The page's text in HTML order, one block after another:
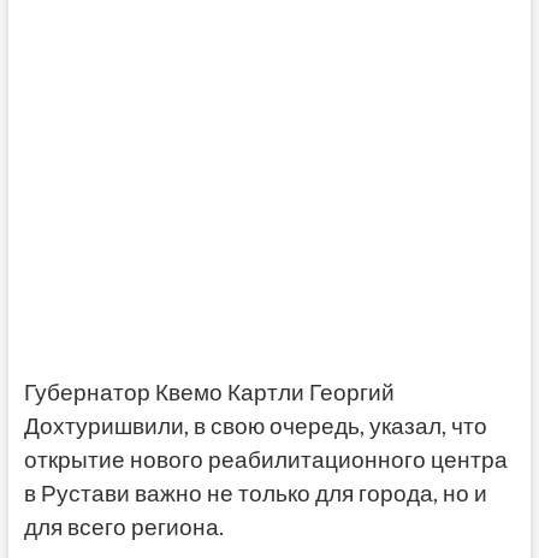
Губернатор Квемо Картли Георгий
Дохтуришвили, в свою очередь, указал, что
открытие нового реабилитационного центра
в Рустави важно не только для города, но и
для всего региона.